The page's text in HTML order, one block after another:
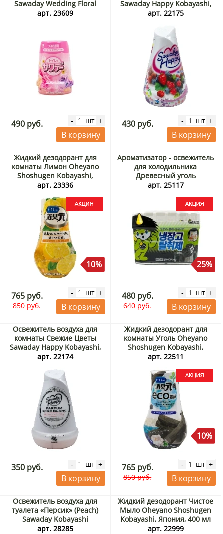
Sawaday Wedding Floral
Scent Kobayashi (запасной
арт. 23609
490 руб. - шт +
В корзину
Sawaday Happy Kobayashi,
Япония, 120 г
арт. 22175
430 руб. - шт +
В корзину
Жидкий дезодорант для
комнаты Лимон Oheyano
Shoshugen Kobayashi,
Япония, 400 мл Акция
арт. 23336
10%
765 руб.
850 руб.
- шт +
В корзину
Ароматизатор - освежитель
для холодильника
Древесный уголь
Sandokkaebi, Корея, 200 г
арт. 25117
25%
480 руб.
640 руб.
- шт +
В корзину
Освежитель воздуха для
комнаты Свежие Цветы
Sawaday Happy Kobayashi,
Япония, 120 г
арт. 22174
350 руб. - шт +
В корзину
Жидкий дезодорант для
комнаты Уголь Oheyano
Shoshugen Kobayashi,
Япония, 400 мл Акция
арт. 22511
10%
765 руб.
850 руб.
- шт +
В корзину
Освежитель воздуха для
туалета «Персик» (Peach)
Sawaday Kobayashi
(запасной блок), Япония, 140
арт. 28285
Жидкий дезодорант Чистое
Мыло Oheyano Shoshugen
Kobayashi, Япония, 400 мл
Акция
арт. 22999